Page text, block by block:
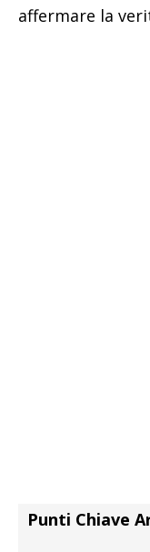
affermare la
Punti Chiave